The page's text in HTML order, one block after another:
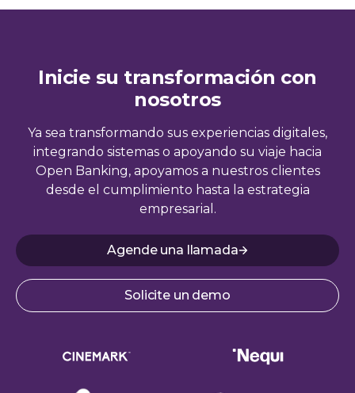
Inicie su transformación con
nosotros
Ya sea transformando sus experiencias digitales,
integrando sistemas o apoyando su viaje hacia
Open Banking, apoyamos a nuestros clientes
desde el cumplimiento hasta la estrategia
empresarial.
Agende una llamada
Solicite un demo